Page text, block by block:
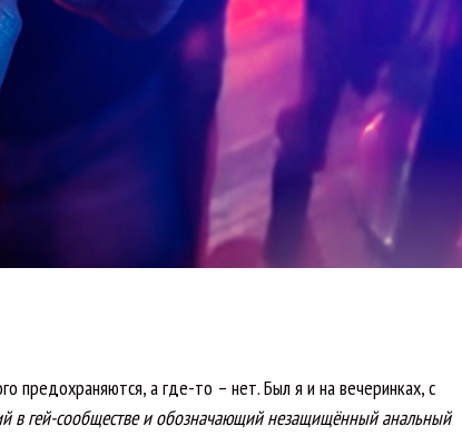
предохраняются, а где-то – нет. Был я и на вечеринках, с
в гей-сообществе и обозначающий незащищённый анальный